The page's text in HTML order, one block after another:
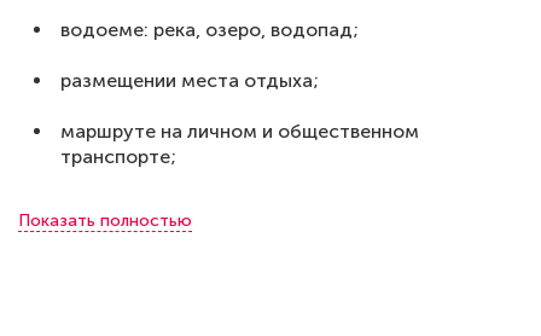
водоеме: река, озеро, водопад;
размещении места отдыха;
маршруте на личном и общественном
транспорте;
Показать полностью